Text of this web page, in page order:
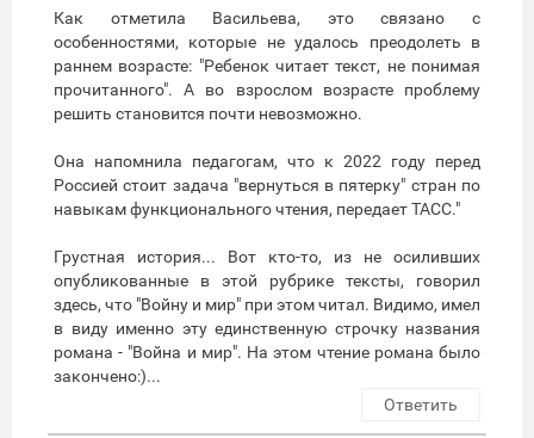
Как отметила Васильева, это связано с
особенностями, которые не удалось преодолеть в
раннем возрасте: "Ребенок читает текст, не понимая
прочитанного". А во взрослом возрасте проблему
решить становится почти невозможно.
Она напомнила педагогам, что к 2022 году перед
Россией стоит задача "вернуться в пятерку" стран по
навыкам функционального чтения, передает ТАСС."
Грустная история... Вот кто-то, из не осиливших
опубликованные в этой рубрике тексты, говорил
здесь, что "Войну и мир" при этом читал. Видимо, имел
в виду именно эту единственную строчку названия
романа - "Война и мир". На этом чтение романа было
закончено:)...
Ответить